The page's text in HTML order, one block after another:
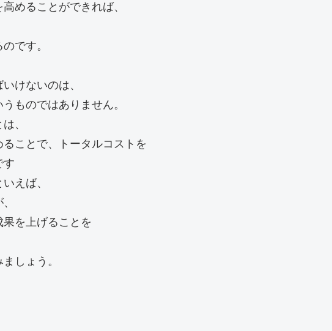
めることができれば、
です。
けないのは、
ものではありません。
、
ことで、トータルコストを
す
えば、
を上げることを
しょう。